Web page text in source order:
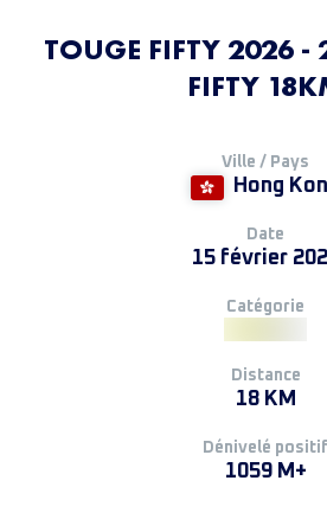
TOUGE FIFTY 2026 -
FIFTY
Ville / Pays
Hong
Date
15 février
Catégorie
Distance
18 KM
Dénivelé positif
1059 M+